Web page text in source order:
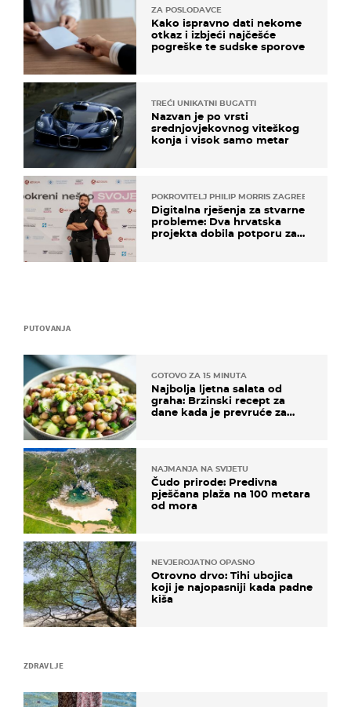
ZDRAVLJE
PUTOVANJA
GOTOVO ZA 15 MINUTA
Najbolja ljetna salata od
graha: Brzinski recept za
dane kada je prevruće za
NAJMANJA NA SVIJETU
Čudo prirode: Predivna
pješčana plaža na 100 metara
od mora
NEVJEROJATNO OPASNO
Otrovno drvo: Tihi ubojica
koji je najopasniji kada padne
kiša
ZA POSLODAVCE
Kako ispravno dati nekome
otkaz i izbjeći najčešće
pogreške te sudske sporove
TREĆI UNIKATNI BUGATTI
Nazvan je po vrsti
srednjovjekovnog viteškog
konja i visok samo metar
POKROVITELJ PHILIP MORRIS ZAGREB
Digitalna rješenja za stvarne
probleme: Dva hrvatska
projekta dobila potporu za